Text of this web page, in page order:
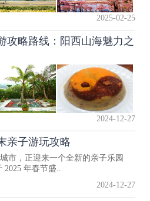
2025-02-25
攻略路线：阳西山海魅力之
2024-12-27
亲子游玩攻略
市，正迎来一个全新的亲子乐园
年春节盛..
2024-12-27